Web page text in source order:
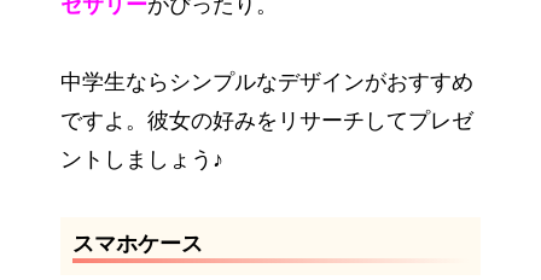
中学生ならシンプルなデザインがおすすめ
ですよ。彼女の好みをリサーチしてプレゼ
ントしましょう♪
スマホケース